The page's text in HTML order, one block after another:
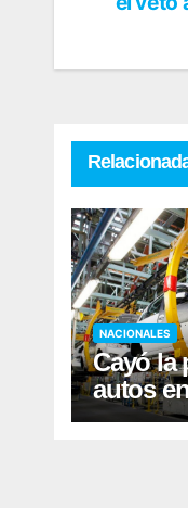
NACIONALES
Cayó la
autos